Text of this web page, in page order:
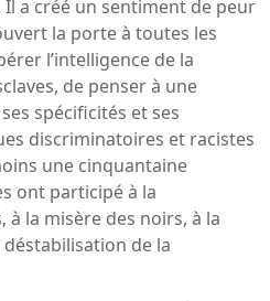
a créé un sentiment de peur
la porte à toutes les
l’intelligence de la
de penser à une
spécificités et ses
discriminatoires et racistes
une cinquantaine
ont participé à la
la misère des noirs, à la
de la